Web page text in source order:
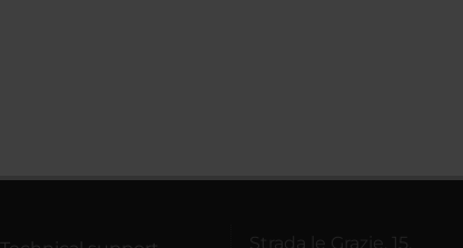
Strada le Grazie, 15,